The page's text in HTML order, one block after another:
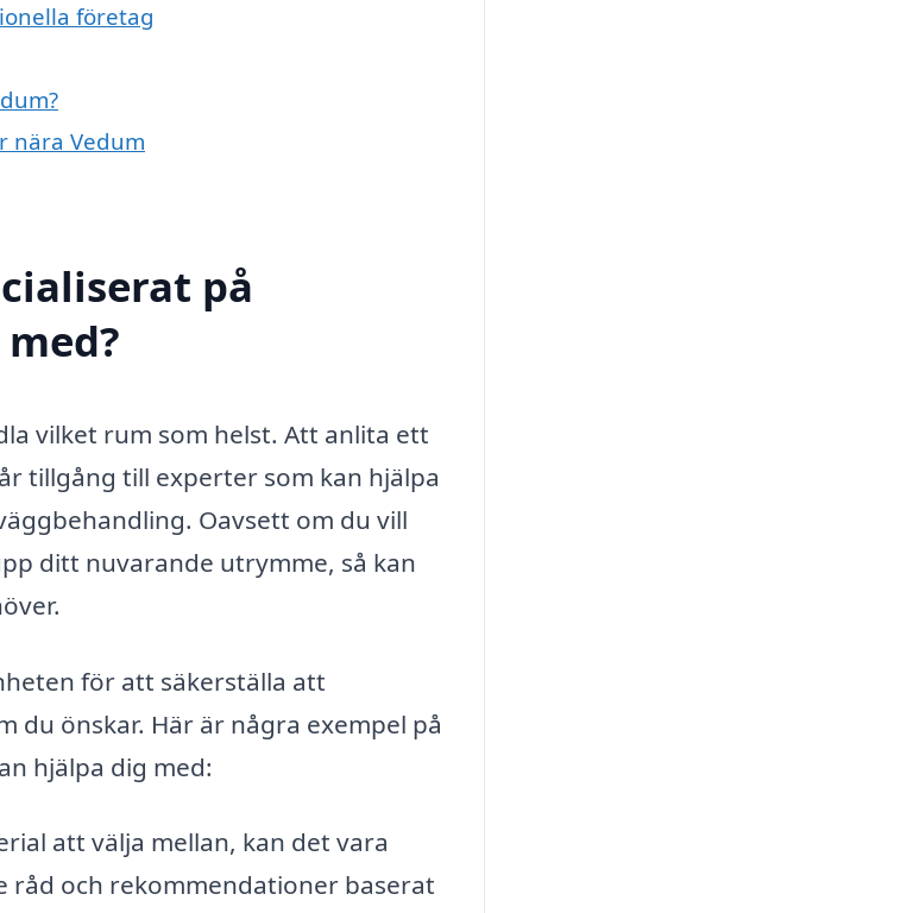
företag
nära Vedum
på
vilket rum som helst. Att anlita ett
tillgång till experter som kan hjälpa
Oavsett om du vill
ditt nuvarande utrymme, så kan
för att säkerställa att
du önskar. Här är några exempel på
hjälpa dig med:
att välja mellan, kan det vara
råd och rekommendationer baserat